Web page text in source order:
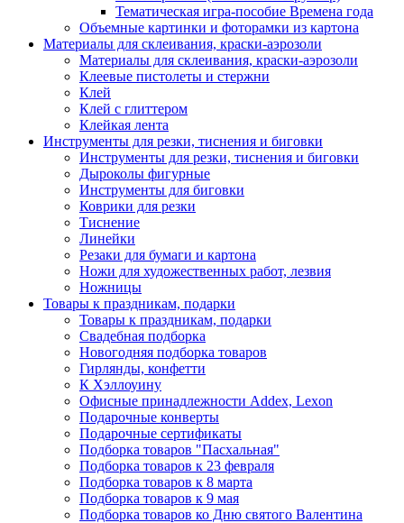
Тематическая игра-пособие Времена года
Объемные картинки и фоторамки из картона
Материалы для склеивания, краски-аэрозоли
Материалы для склеивания, краски-аэрозоли
Клеевые пистолеты и стержни
Клей
Клей с глиттером
Клейкая лента
Инструменты для резки, тиснения и биговки
Инструменты для резки, тиснения и биговки
Дыроколы фигурные
Инструменты для биговки
Коврики для резки
Тиснение
Линейки
Резаки для бумаги и картона
Ножи для художественных работ, лезвия
Ножницы
Товары к праздникам, подарки
Товары к праздникам, подарки
Свадебная подборка
Новогодняя подборка товаров
Гирлянды, конфетти
К Хэллоуину
Офисные принадлежности Addex, Lexon
Подарочные конверты
Подарочные сертификаты
Подборка товаров "Пасхальная"
Подборка товаров к 23 февраля
Подборка товаров к 8 марта
Подборка товаров к 9 мая
Подборка товаров ко Дню святого Валентина